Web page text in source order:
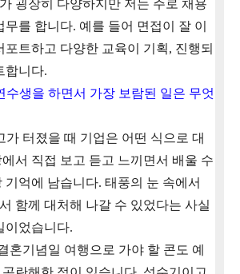
굉장히 다양하지만 저는 주로 채용
무를 합니다. 예를 들어 면접이 잘 이
포트하고 다양한 교육이 기획, 진행되
합니다.
수생을 하면서 가장 보람된 일은 무엇
가 터졌을 때 기업은 어떤 식으로 대
서 직접 보고 듣고 느끼면서 배울 수
기억에 남습니다. 태풍의 눈 속에서
함께 대처해 나갈 수 있었다는 사실
이었습니다.
혼기념일 여행으로 가야 할 콘도 예